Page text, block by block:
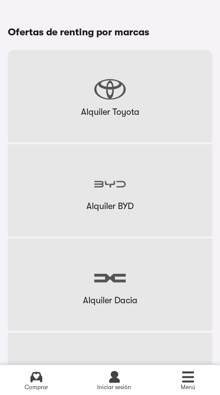
Comprar Iniciar sesión Menú
Ofertas de renting por marcas
Alquiler Toyota
Alquiler BYD
Alquiler Dacia